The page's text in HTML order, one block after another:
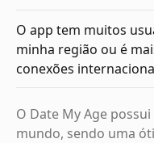
O app tem muitos
minha região ou é
conexões
O Date My Age
mundo, sendo uma